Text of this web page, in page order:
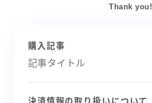
Thank you!
購入記事
記事タイトル